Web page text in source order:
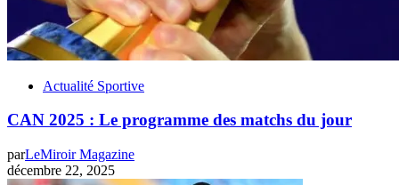
Actualité Sportive
CAN 2025 : Le programme des matchs du jour
parLeMiroir Magazine
décembre 22, 2025